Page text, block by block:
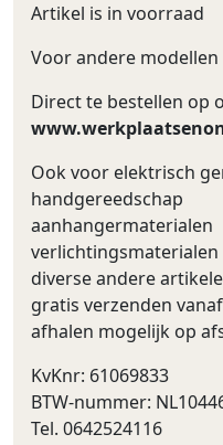
Artikel is in voorraad
Voor andere
Direct te bestellen op
Ook voor elektrisch
handgereedschap
aanhangermaterialen
verlichtingsmaterialen
diverse andere
gratis verzenden
afhalen mogelijk op
KvKnr: 61069833
BTW-nummer:
Tel. 0642524116